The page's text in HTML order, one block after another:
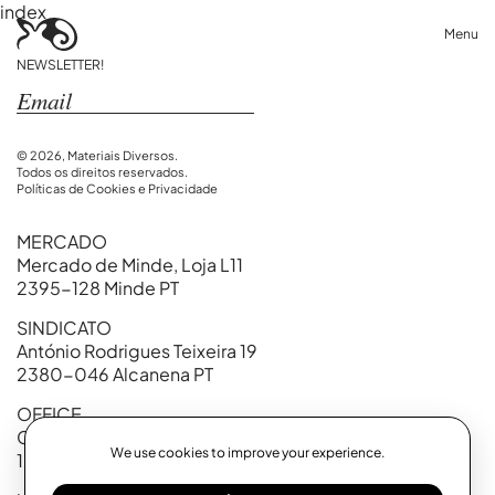
Menu
index
NEWSLETTER!
© 2026, Materiais Diversos.
Todos os direitos reservados.
Políticas de Cookies e Privacidade
MERCADO
Mercado de Minde, Loja L11
2395-128 Minde PT
SINDICATO
António Rodrigues Teixeira 19
2380-046 Alcanena PT
OFFICE
Calçada Marquês de Abrantes, 99
1200-718 Lisboa PTWe use cookies to improve your experience.